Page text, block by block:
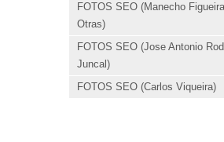
FOTOS SEO (Manecho
Otras)
FOTOS SEO (Jose Antonio
Juncal)
FOTOS SEO (Carlos Viqueira)